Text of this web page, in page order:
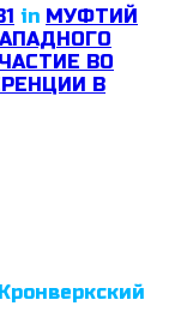
in МУФТИЙ
ВО
В